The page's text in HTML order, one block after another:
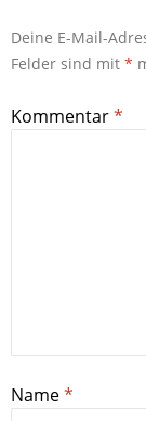
Deine E-Mail-
Felder sind mit *
Kommentar*
Name*